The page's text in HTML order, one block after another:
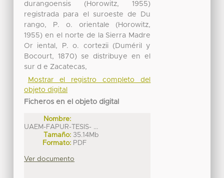
durangoensis (Horowitz, 1955)
registrada para el suroeste de Du
rango, P. o. orientale (Horowitz,
1955) en el norte de la Sierra Madre
Or iental, P. o. cortezii (Duméril y
Bocourt, 1870) se distribuye en el
sur d e Zacatecas,
Mostrar el registro completo del
objeto digital
Ficheros en el objeto digital
Nombre:
UAEM-FAPUR-TESIS- ...
Tamaño: 35.14Mb
Formato: PDF
Ver documento